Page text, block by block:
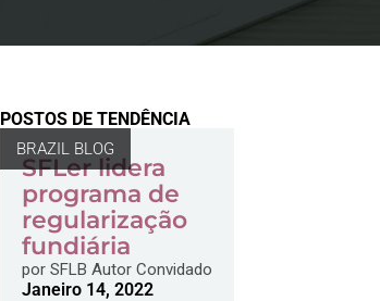
POSTOS DE TENDÊNCIA
BRAZIL BLOG
SFLer lidera
programa de
regularização
fundiária
porSFLB Autor Convidado
Janeiro 14, 2022